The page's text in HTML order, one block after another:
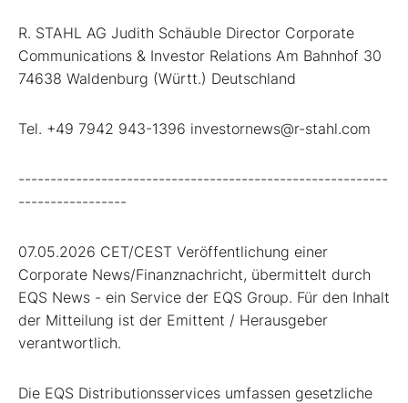
R. STAHL AG Judith Schäuble Director Corporate
Communications & Investor Relations Am Bahnhof 30
74638 Waldenburg (Württ.) Deutschland
Tel. +49 7942 943-1396 investornews@r-stahl.com
----------------------------------------------------------
-----------------
07.05.2026 CET/CEST Veröffentlichung einer
Corporate News/Finanznachricht, übermittelt durch
EQS News - ein Service der EQS Group. Für den Inhalt
der Mitteilung ist der Emittent / Herausgeber
verantwortlich.
Die EQS Distributionsservices umfassen gesetzliche